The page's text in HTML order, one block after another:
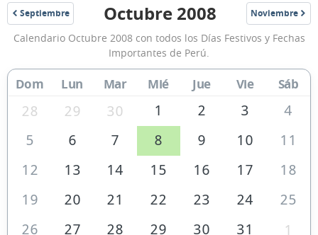
Septiembre
2008
Calendario
Octubre
2008
de
Perú
Octubre 2008 Noviembre
2008
Calendario Octubre 2008 con todos los Días Festivos y Fechas
Importantes de Perú.
Dom Lun Mar Mié Jue Vie Sáb
28 29 30 1 2 3
4
5
6 7 8 9 10
11
12
13 14 15 16 17
18
19
20 21 22 23 24
25
26
27 28 29 30 31 1